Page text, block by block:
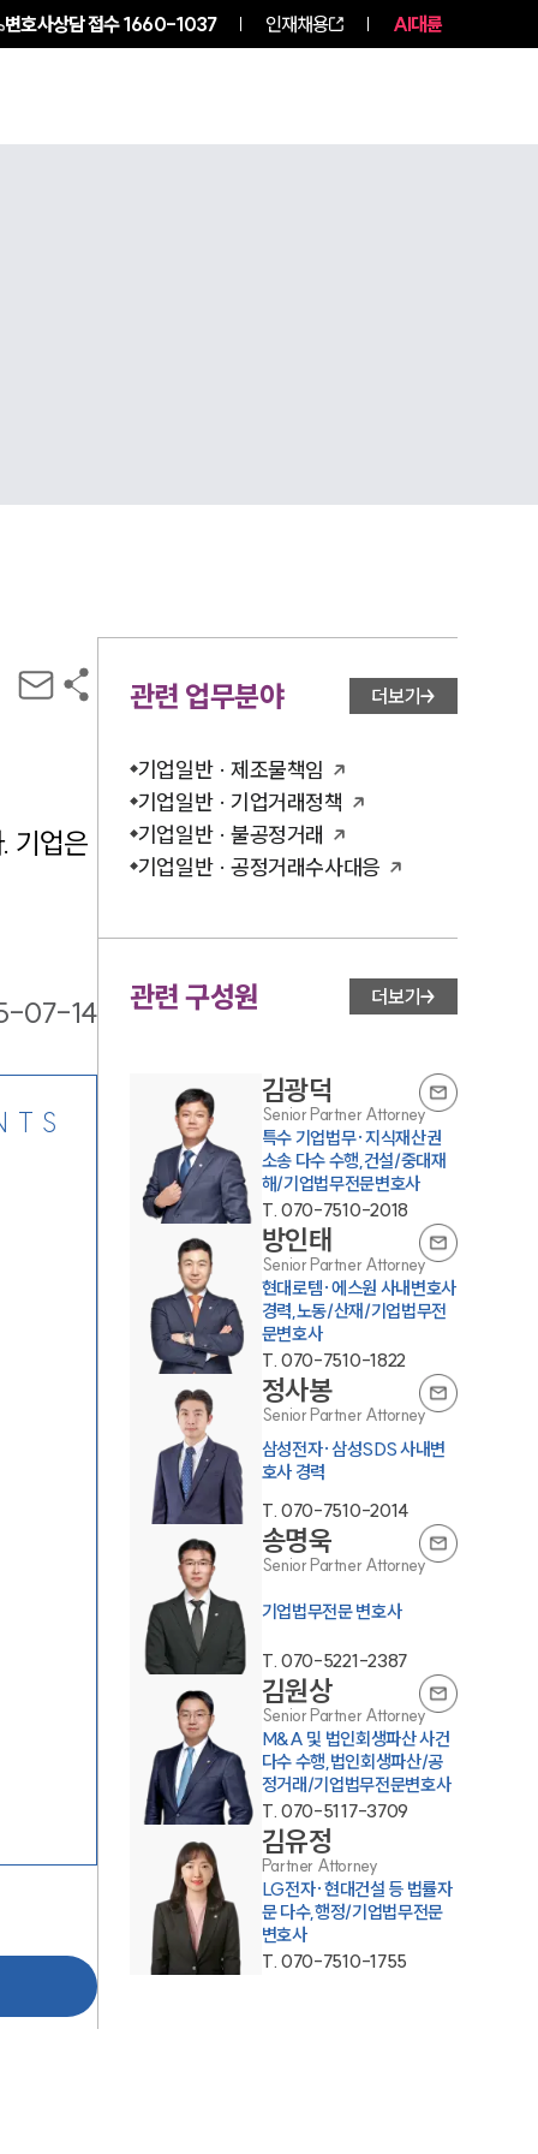
변호사상담 접수1660-1037 인재채용 AI대륜
SERVICES
기업법무그룹 업무
전체
PROFESSIONALS
기업은
07-14
관련 업무분야 더보기
기업일반 · 제조물책임
기업일반 · 기업거래정책
기업일반 · 불공정거래
기업일반 · 공정거래수사대응
관련 구성원 더보기
김광덕
Senior Partner Attorney
특수 기업법무·지식재산권
소송 다수 수행,건설/중대재
해/기업법무전문변호사
T. 070-7510-2018
방인태
Senior Partner Attorney
현대로템·에스원 사내변호사
경력,노동/산재/기업법무전
문변호사
T. 070-7510-1822
정사봉
Senior Partner Attorney
삼성전자·삼성SDS 사내변
호사 경력
T. 070-7510-2014
송명욱
Senior Partner Attorney
기업법무전문 변호사
T. 070-5221-2387
김원상
Senior Partner Attorney
M&A 및 법인회생파산 사건
다수 수행,법인회생파산/공
정거래/기업법무전문변호사
T. 070-5117-3709
김유정
Partner Attorney
LG전자·현대건설 등 법률자
문 다수,행정/기업법무전문
변호사
T. 070-7510-1755